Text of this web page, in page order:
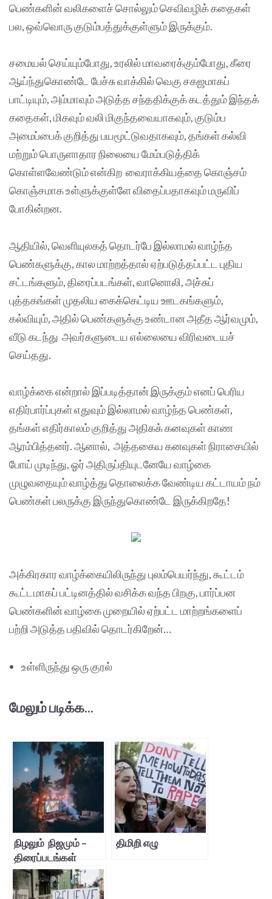
பெண்களின் வலிகளைச் சொல்லும் செவிவழிக் கதைகள்
பல, ஒவ்வொரு குடும்பத்துக்குள்ளும் இருக்கும்.
சமையல் செய்யும்போது, உரலில் மாவரைக்கும்போது, கீரை
ஆய்ந்துகொண்டே பேச்சு வாக்கில் வெகு சகஜமாகப்
பாட்டியும், அம்மாவும் அடுத்த சந்ததிக்குக் கடத்தும் இந்தக்
கதைகள், மிகவும் வலி மிகுந்தவையாகவும், குடும்ப
அமைப்பைக் குறித்து பயமூட்டுவதாகவும், தங்கள் கல்வி
மற்றும் பொருளாதார நிலையை மேம்படுத்திக்
கொள்ளவேண்டும் என்கிற வைராக்கியத்தை கொஞ்சம்
கொஞ்சமாக உள்ளுக்குள்ளே விதைப்பதாகவும் மருவிப்
போகின்றன.
ஆதியில், வெளியுலகத் தொடர்பே இல்லாமல் வாழ்ந்த
பெண்களுக்கு, கால மாற்றத்தால் ஏற்படுத்தப்பட்ட புதிய
சட்டங்களும், திரைப்படங்கள், வானொலி, அச்சுப்
புத்தகங்கள் முதலிய கைக்கெட்டிய ஊடகங்களும்,
கல்வியும், அதில் பெண்களுக்கு உண்டான அதீத ஆர்வமும்,
வீடு கடந்து அவர்களுடைய எல்லையை விரிவடையச்
செய்தது.
வாழ்க்கை என்றால் இப்படித்தான் இருக்கும் எனப் பெரிய
எதிர்பார்ப்புகள் எதுவும் இல்லாமல் வாழ்ந்த பெண்கள்,
தங்கள் எதிர்காலம் குறித்து அதிகக் கனவுகள் காண
ஆரம்பித்தனர். ஆனால், அத்தகைய கனவுகள் நிராசையில்
போய் முடிந்து, ஓர் அதிருப்தியுடனேயே வாழ்கை
முழுவதையும் வாழ்த்து தொலைக்க வேண்டிய கட்டாயம் நம்
பெண்கள் பலருக்கு இருந்துகொண்டே இருக்கிறதே!
அக்கிரகார வாழ்க்கையிலிருந்து புலம்பெயர்ந்து, கூட்டம்
கூட்டமாகப் பட்டினத்தில் வசிக்க வந்த பிறகு, பார்ப்பன
பெண்களின் வாழ்கை முறையில் ஏற்பட்ட மாற்றங்களைப்
பற்றி அடுத்த பதிவில் தொடர்கிறேன்…
உள்ளிருந்து ஒரு குரல்
மேலும் படிக்க...
நிழலும் நிஜமும் –
திரைப்படங்கள்
திமிறி எழு